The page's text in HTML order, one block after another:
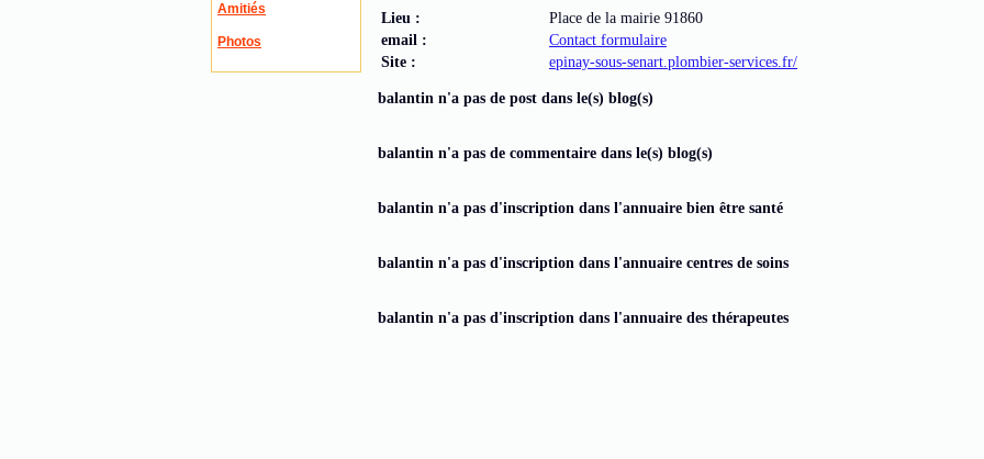
Amitiés
Photos
Lieu :
Place de la mairie 91860
email :
Contact formulaire
Site :
epinay-sous-senart.plombier-services.fr/
balantin n'a pas de post dans le(s) blog(s)
balantin n'a pas de commentaire dans le(s) blog(s)
balantin n'a pas d'inscription dans l'annuaire bien être santé
balantin n'a pas d'inscription dans l'annuaire centres de soins
balantin n'a pas d'inscription dans l'annuaire des thérapeutes